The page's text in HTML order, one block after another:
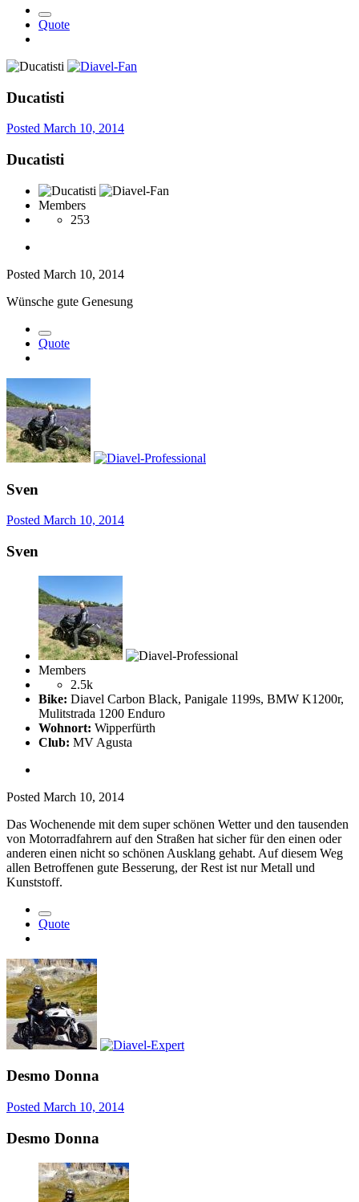
Quote
Ducatisti
Posted March 10, 2014
Ducatisti
Members
253
Posted March 10, 2014
Wünsche gute Genesung
Quote
Sven
Posted March 10, 2014
Sven
Members
2.5k
Bike: Diavel Carbon Black, Panigale 1199s, BMW K1200r,
Mulitstrada 1200 Enduro
Wohnort: Wipperfürth
Club: MV Agusta
Posted March 10, 2014
Das Wochenende mit dem super schönen Wetter und den tausenden
von Motorradfahrern auf den Straßen hat sicher für den einen oder
anderen einen nicht so schönen Ausklang gehabt. Auf diesem Weg
allen Betroffenen gute Besserung, der Rest ist nur Metall und
Kunststoff.
Quote
Desmo Donna
Posted March 10, 2014
Desmo Donna